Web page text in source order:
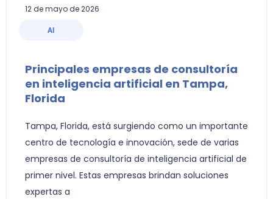
AI
Principales empresas de consultoría
en inteligencia artificial en Tampa,
Florida
Tampa, Florida, está surgiendo como un importante
centro de tecnología e innovación, sede de varias
empresas de consultoría de inteligencia artificial de
primer nivel. Estas empresas brindan soluciones
expertas a
12 de mayo de 2026